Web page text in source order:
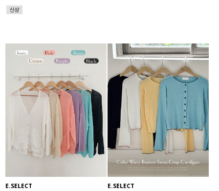
E.SELECT E.SELECT